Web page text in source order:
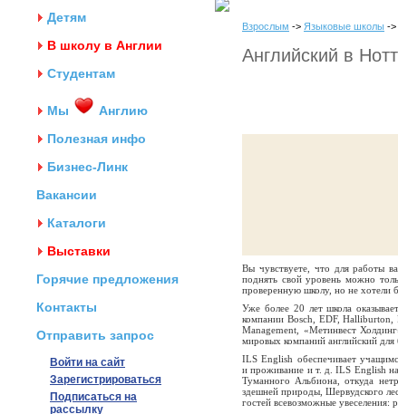
Детям
В школу в Англии
Студентам
Мы
Англию
Полезная инфо
Бизнес-Линк
Вакансии
Каталоги
Выставки
Горячие предложения
Контакты
Отправить запрос
Войти на сайт
Зарегистрироваться
Подписаться на
рассылку
Взрослым -> Языковые школы ->
Английский в
Вы чувствуете, что для работы
поднять свой уровень можно
проверенную школу, но не хотели
Уже более 20 лет школа
компании Bosch, EDF, Halliburton,
Management, «Метинвест
мировых компаний английский
ILS English обеспечивает
и проживание и т. д. ILS English
Туманного Альбиона, откуда
здешней природы, Шервудского
гостей всевозможные увеселения: